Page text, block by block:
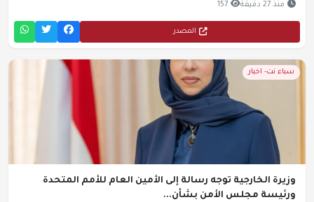
منذ 27 دقيقة 157
المصدر
سباء نت- اخبار
وزيرة الخارجية توجه رسالة إلى الأمين العام للأمم المتحدة
ورئيسة مجلس الأمن بشأن...